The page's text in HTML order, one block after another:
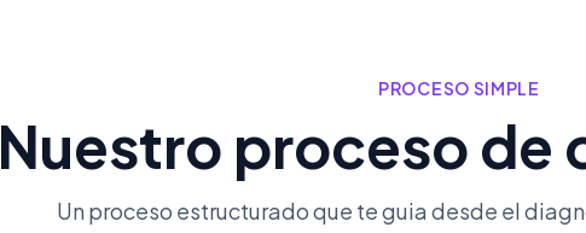
PROCESO SIMPLE
Nuestro proceso de
Un proceso estructurado que te guia desde el